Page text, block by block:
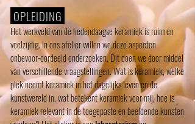
OPLEIDING
Het werkveld van de hedendaagse keramiek is ruim en
veelzijdig. In ons atelier willen we deze aspecten
onbevoor-oordeeld onderzoeken. Dit doen we door middel
van verschillende vraagstellingen. Wat is keramiek, welke
plek neemt keramiek in het dagelijks leven en de
kunstwereld in, wat betekent keramiek voor mij, hoe is
keramiek relevant in de toegepaste en beeldende kunsten